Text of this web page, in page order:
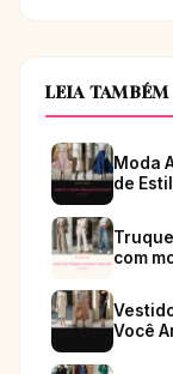
LEIA TAMBÉM
Moda
de
com
Você